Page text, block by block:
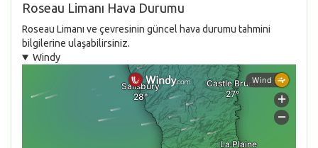
Roseau Limanı Hava Durumu
Roseau Limanı ve çevresinin güncel hava durumu tahmini
bilgilerine ulaşabilirsiniz.
Windy